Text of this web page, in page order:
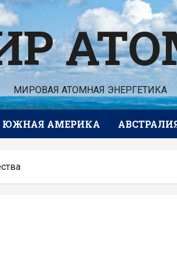
МИРОВАЯ АТОМНАЯ ЭНЕРГЕТИКА
ЮЖНАЯ АМЕРИКА